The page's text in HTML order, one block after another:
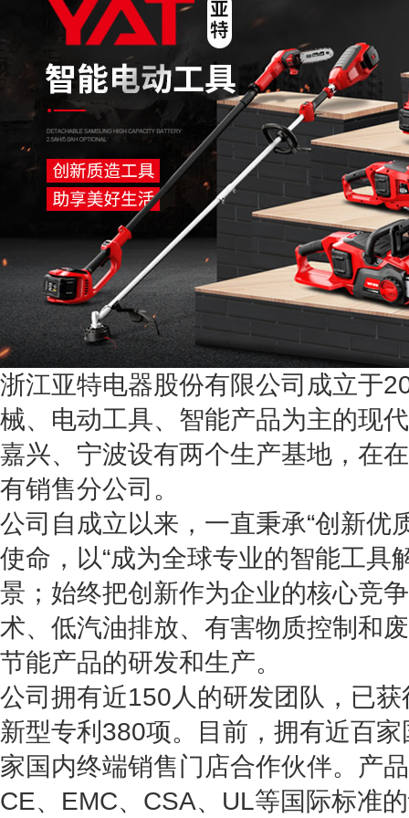
浙江亚特电器股份有限公司成立于
械、电动工具、智能产品为主的现
嘉兴、宁波设有两个生产基地，在
有销售分公司。
公司自成立以来，一直秉承“创新优
使命，以“成为全球专业的智能工具
景；始终把创新作为企业的核心竞
术、低汽油排放、有害物质控制和
节能产品的研发和生产。
公司拥有近150人的研发团队，已
新型专利380项。目前，拥有近百
家国内终端销售门店合作伙伴。产
CE、EMC、CSA、UL等国际标准